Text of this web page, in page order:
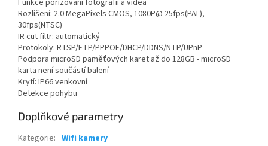
Funkce pořizování fotografií a videa
Rozlišení: 2.0 MegaPixels CMOS, 1080P@ 25fps(PAL),
30fps(NTSC)
IR cut filtr: automatický
Protokoly: RTSP/FTP/PPPOE/DHCP/DDNS/NTP/UPnP
Podpora microSD paměťových karet až do 128GB - microSD
karta není součástí balení
Krytí: IP66 venkovní
Detekce pohybu
Doplňkové parametry
Kategorie: Wifi kamery